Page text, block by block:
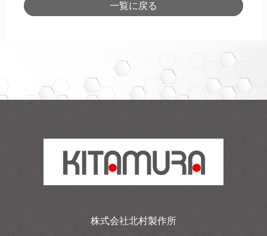
一覧に戻る
株式会社北村製作所